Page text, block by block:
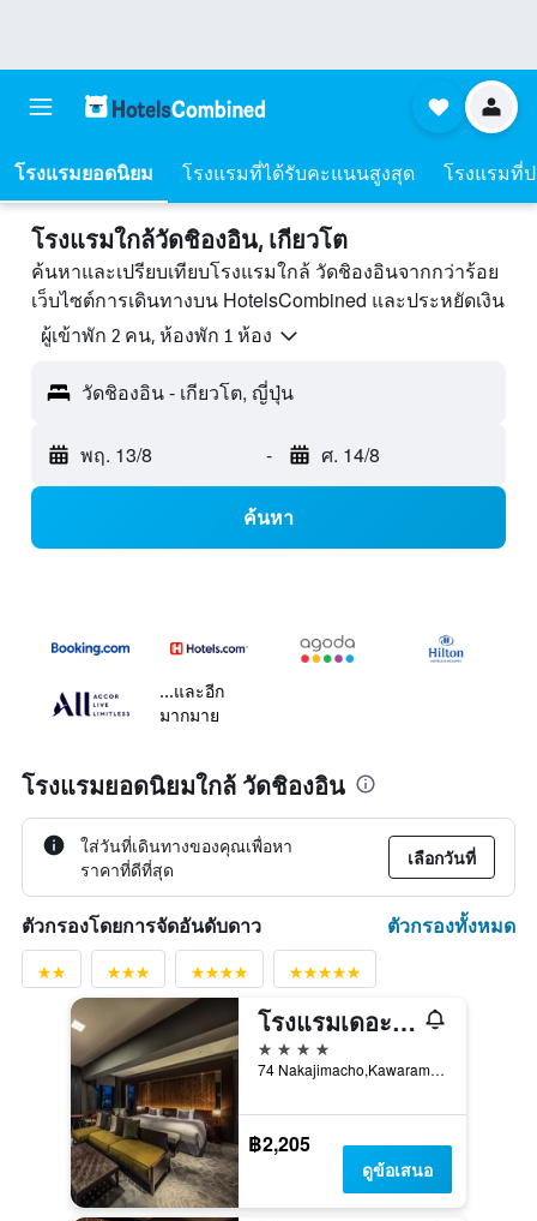
โรงแรมยอดนิยม โรงแรมที่ได้รับคะแนนสูงสุด โรงแรมที่
โรงแรมใกล้วัดชิองอิน, เกียวโต
ค้นหาและเปรียบเทียบโรงแรมใกล้ วัดชิองอินจากกว่าร้อย
เว็บไซต์การเดินทางบน HotelsCombined และประหยัดเงิน
ผู้เข้าพัก 2 คน, ห้องพัก 1 ห้อง
วัดชิองอิน - เกียวโต, ญี่ปุ่น
พฤ. 13/8 - ศ. 14/8
ค้นหา
...และอีก
มากมาย
โรงแรมยอดนิยมใกล้ วัดชิองอิน
ใส่วันที่เดินทางของคุณเพื่อหา
ราคาที่ดีที่สุด
เลือกวันที่
ตัวกรองโดยการจัดอันดับดาว ตัวกรองทั้งหมด
โรงแรมเดอะ รอยัล พาร์ค เกียวโต ซันโจ
4 ดาว
74 Nakajimacho,Kawaramachi Higashi-Iru, เกียวโต, ญี่ปุ่น
฿2,205
ดูข้อเสนอ